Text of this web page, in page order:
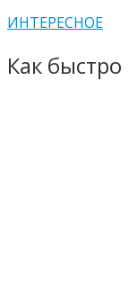
ИНТЕРЕСНОЕ
Как